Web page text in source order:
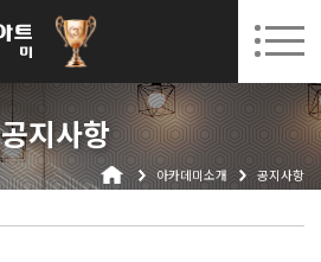
수원캠퍼스 개강 08. 12.(수)
회원가입 고객센터
공지사항
아카데미소개 공지사항